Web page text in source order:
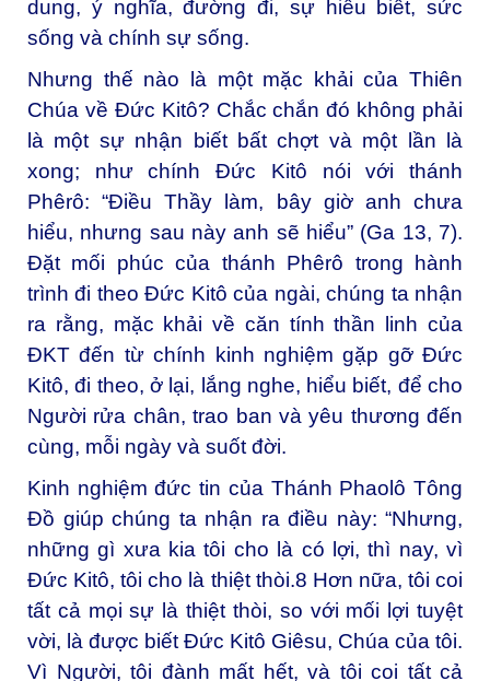
dung, ý nghĩa, đường đi, sự hiểu biết, sức
sống và chính sự sống.
Nhưng thế nào là một mặc khải của Thiên
Chúa về Đức Kitô? Chắc chắn đó không phải
là một sự nhận biết bất chợt và một lần là
xong; như chính Đức Kitô nói với thánh
Phêrô: “Điều Thầy làm, bây giờ anh chưa
hiểu, nhưng sau này anh sẽ hiểu” (Ga 13, 7).
Đặt mối phúc của thánh Phêrô trong hành
trình đi theo Đức Kitô của ngài, chúng ta nhận
ra rằng, mặc khải về căn tính thần linh của
ĐKT đến từ chính kinh nghiệm gặp gỡ Đức
Kitô, đi theo, ở lại, lắng nghe, hiểu biết, để cho
Người rửa chân, trao ban và yêu thương đến
cùng, mỗi ngày và suốt đời.
Kinh nghiệm đức tin của Thánh Phaolô Tông
Đồ giúp chúng ta nhận ra điều này: “Nhưng,
những gì xưa kia tôi cho là có lợi, thì nay, vì
Đức Kitô, tôi cho là thiệt thòi.8 Hơn nữa, tôi coi
tất cả mọi sự là thiệt thòi, so với mối lợi tuyệt
vời, là được biết Đức Kitô Giêsu, Chúa của tôi.
Vì Người, tôi đành mất hết, và tôi coi tất cả